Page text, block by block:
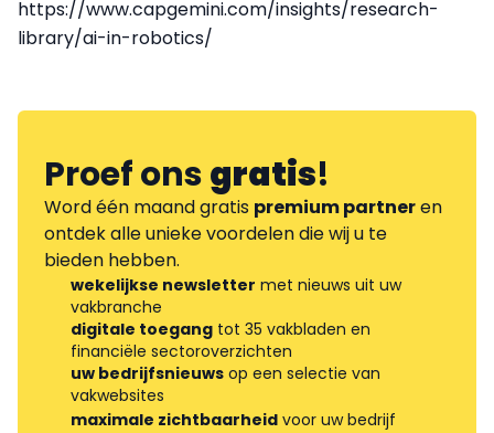
https://www.capgemini.com/insights/research-
library/ai-in-robotics/
Proef onsgratis!
Word één maand gratis premium partneren
ontdek alle unieke voordelen die wij u te
bieden hebben.
wekelijkse newsletter met nieuws uit uw
vakbranche
digitale toegang tot 35 vakbladen en
financiële sectoroverzichten
uw bedrijfsnieuws op een selectie van
vakwebsites
maximale zichtbaarheid voor uw bedrijf